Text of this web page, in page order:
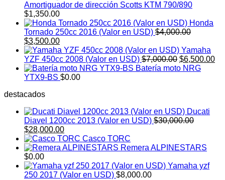
Amortiguador de dirección Scotts KTM 790/890
$1,350.00
Honda
Tornado 250cc 2016 (Valor en USD) $4,000.00
El
precio
original
era:
$4,000.00.
$3,500.00El
precio
actual
es:
$3,500.00.
Yamaha
YZF 450cc 2008 (Valor en USD) $7,000.00 El
precio
$6,500.00El
Batería moto NRG
YTX9-BS $0.00
destacados
Ducati
Diavel 1200cc 2013 (Valor en USD) $30,000.00
El
precio
original
era:
$30,000.00.
$28,000.00El
precio
actual
$28,000.00.
Casco TORC
Remera ALPINESTARS
$0.00
Yamaha yzf
250 2017 (Valor en USD) $8,000.00